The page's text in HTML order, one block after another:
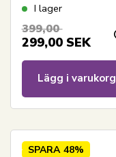
sugrör
I lager
399,00
299,00 SEK
Lägg i varukorg
SPARA 48%